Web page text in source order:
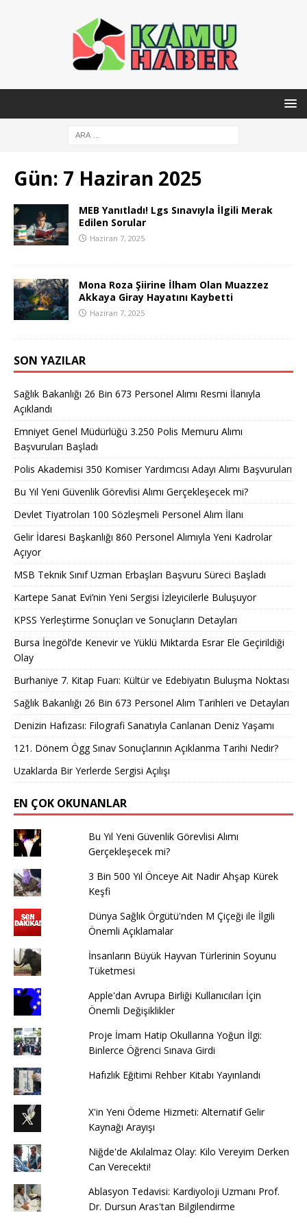
Gün: 7 Haziran 2025
MEB Yanıtladı! Lgs Sınavıyla İlgili Merak
Edilen Sorular
Haziran 7, 2025
Mona Roza Şiirine İlham Olan Muazzez
Akkaya Giray Hayatını Kaybetti
Haziran 7, 2025
SON YAZILAR
Sağlık Bakanlığı 26 Bin 673 Personel Alımı Resmi İlanıyla
Açıklandı
Emniyet Genel Müdürlüğü 3.250 Polis Memuru Alımı
Başvuruları Başladı
Polis Akademisi 350 Komiser Yardımcısı Adayı Alımı Başvuruları
Bu Yıl Yeni Güvenlik Görevlisi Alımı Gerçekleşecek mi?
Devlet Tiyatroları 100 Sözleşmeli Personel Alım İlanı
Gelir İdaresi Başkanlığı 860 Personel Alımıyla Yeni Kadrolar
Açıyor
MSB Teknik Sınıf Uzman Erbaşları Başvuru Süreci Başladı
Kartepe Sanat Evi’nin Yeni Sergisi İzleyicilerle Buluşuyor
KPSS Yerleştirme Sonuçları ve Sonuçların Detayları
Bursa İnegöl’de Kenevir ve Yüklü Miktarda Esrar Ele Geçirildiği
Olay
Burhaniye 7. Kitap Fuarı: Kültür ve Edebiyatın Buluşma Noktası
Sağlık Bakanlığı 26 Bin 673 Personel Alım Tarihleri ve Detayları
Denizin Hafızası: Filografi Sanatıyla Canlanan Deniz Yaşamı
121. Dönem Ögg Sınav Sonuçlarının Açıklanma Tarihi Nedir?
Uzaklarda Bir Yerlerde Sergisi Açılışı
EN ÇOK OKUNANLAR
Bu Yıl Yeni Güvenlik Görevlisi Alımı
Gerçekleşecek mi?
3 Bin 500 Yıl Önceye Ait Nadir Ahşap Kürek
Keşfi
Dünya Sağlık Örgütü'nden M Çiçeği ile İlgili
Önemli Açıklamalar
İnsanların Büyük Hayvan Türlerinin Soyunu
Tüketmesi
Apple'dan Avrupa Birliği Kullanıcıları İçin
Önemli Değişiklikler
Proje İmam Hatip Okullarına Yoğun İlgi:
Binlerce Öğrenci Sınava Girdi
Hafızlık Eğitimi Rehber Kitabı Yayınlandı
X'in Yeni Ödeme Hizmeti: Alternatif Gelir
Kaynağı Arayışı
Niğde'de Akılalmaz Olay: Kilo Vereyim Derken
Can Verecekti!
Ablasyon Tedavisi: Kardiyoloji Uzmanı Prof.
Dr. Dursun Aras'tan Bilgilendirme